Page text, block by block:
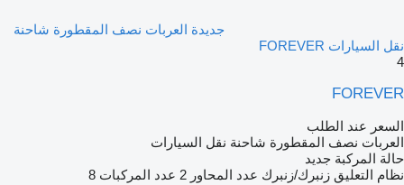
جديدة العربات نصف المقطورة شاحنة
نقل السيارات FOREVER
4
FOREVER
السعر عند الطلب
العربات نصف المقطورة شاحنة نقل السيارات
حالة المركبة جديد
نظام التعليق زنبرك/زنبرك عدد المحاور 2 عدد المركبات 8